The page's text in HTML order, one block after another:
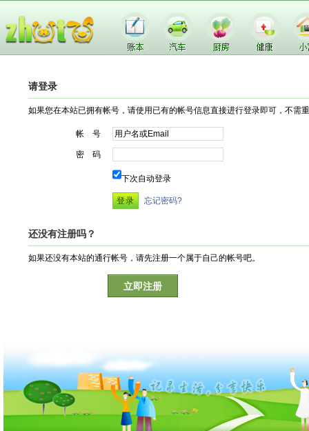
请登录
如果您在本站已拥有帐号，请使用已有的帐号信息直接进行登录即可，不需
帐 号
密 码
下次自动登录
忘记密码?
还没有注册吗？
如果还没有本站的通行帐号，请先注册一个属于自己的帐号吧。
立即注册